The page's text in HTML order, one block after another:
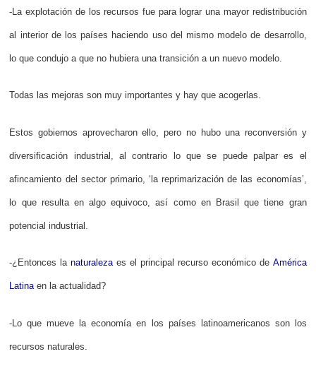
-La explotación de los recursos fue para lograr una mayor redistribución
al interior de los países haciendo uso del mismo modelo de desarrollo,
lo que condujo a que no hubiera una transición a un nuevo modelo.
Todas las mejoras son muy importantes y hay que acogerlas.
Estos gobiernos aprovecharon ello, pero no hubo una reconversión y
diversificación industrial, al contrario lo que se puede palpar es el
afincamiento del sector primario, ‘la reprimarización de las economías’,
lo que resulta en algo equivoco, así como en Brasil que tiene gran
potencial industrial.
-¿Entonces lanaturalezaes el principal recurso económico de América
Latinaen la actualidad?
-Lo que mueve la economía en los países latinoamericanos son los
recursos naturales.